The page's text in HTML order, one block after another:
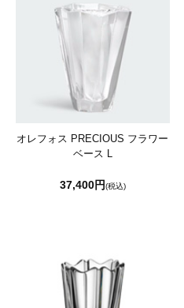
オレフォス PRECIOUS フラワー
ベース L
37,400円(税込)